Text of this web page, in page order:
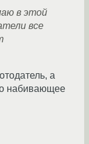
в этой
все
а
набивающее